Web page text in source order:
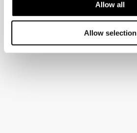
Allow all
Allow selection